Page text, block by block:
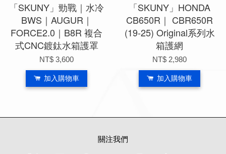
「SKUNY」勁戰｜水冷
BWS｜AUGUR｜
FORCE2.0｜B8R 複合
式CNC鍍鈦水箱護罩
NT$ 3,600
加入購物車
「SKUNY」HONDA
CB650R｜ CBR650R
(19-25) Original系列水
箱護網
NT$ 2,980
加入購物車
關注我們